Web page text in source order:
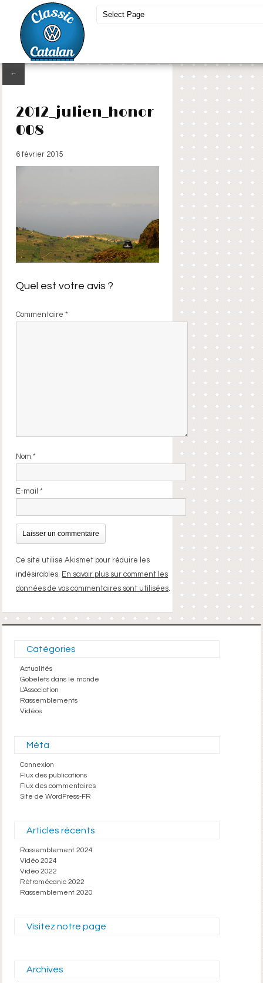
←
2012_julien_honor
008
6 février 2015
Quel est votre avis ?
Commentaire*
Nom*
E-mail*
Ce site utilise Akismet pour réduire les
indésirables. En savoir plus sur comment les
données de vos commentaires sont utilisées
Catégories
Actualités
Gobelets dans le monde
L'Association
Rassemblements
Vidéos
Méta
Connexion
Flux des publications
Flux des commentaires
Site de WordPress-FR
Articles récents
Rassemblement 2024
Vidéo 2024
Vidéo 2022
Rétromécanic 2022
Rassemblement 2020
Visitez notre page
Archives